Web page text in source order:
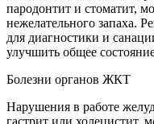
пародонтит и стоматит,
нежелательного запаха.
для диагностики и
улучшить общее
Болезни органов ЖКТ
Нарушения в работе
гастрит или холецистит,